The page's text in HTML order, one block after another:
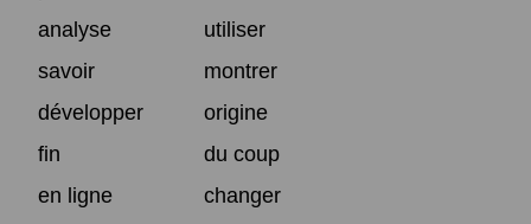
analyse
utiliser
savoir
montrer
développer
origine
fin
du coup
en ligne
changer